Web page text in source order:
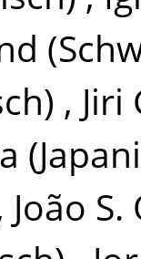
, Jiri
João